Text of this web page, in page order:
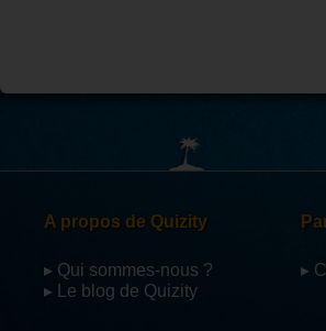
A propos de Quizity
▸ Qui sommes-nous ?
▸ Le blog de Quizity
▸